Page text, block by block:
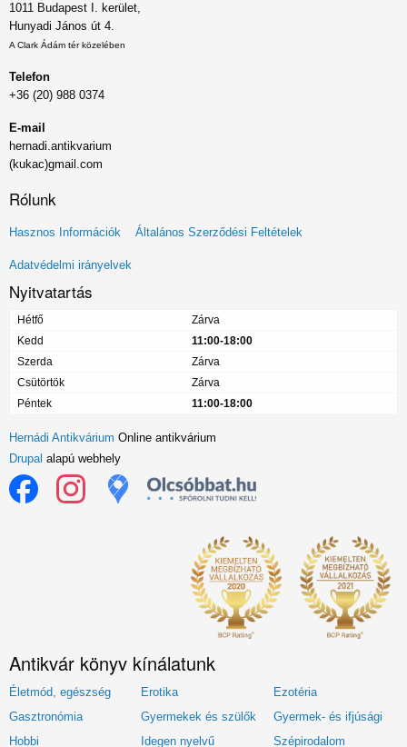
1011 Budapest I. kerület,
Hunyadi János út 4.
A Clark Ádám tér közelében
Telefon
+36 (20) 988 0374
E-mail
hernadi.antikvarium
(kukac)gmail.com
Rólunk
Lábléc
menü
Hasznos Információk Általános Szerződési Feltételek
Adatvédelmi irányelvek
Nyitvatartás
Hétfő
Zárva
Kedd
11:00-18:00
Szerda
Zárva
Csütörtök
Zárva
Péntek
11:00-18:00
Hernádi Antikvárium Online antikvárium
Drupal alapú webhely
Antikvár könyv kínálatunk
Életmód, egészség Erotika
Ezotéria
Gasztronómia
Gyermekek és szülők
Gyermek- és ifjúsági
Hobbi
Idegen nyelvű Szépirodalom